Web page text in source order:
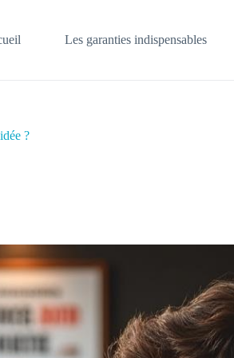
Les garanties indispensables
?